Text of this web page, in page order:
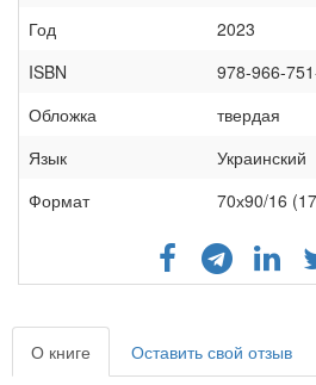
Год
2023
ISBN
978-966-
Обложка
твердая
Язык
Украинский
Формат
70х90/16
О книге Оставить свой отзыв